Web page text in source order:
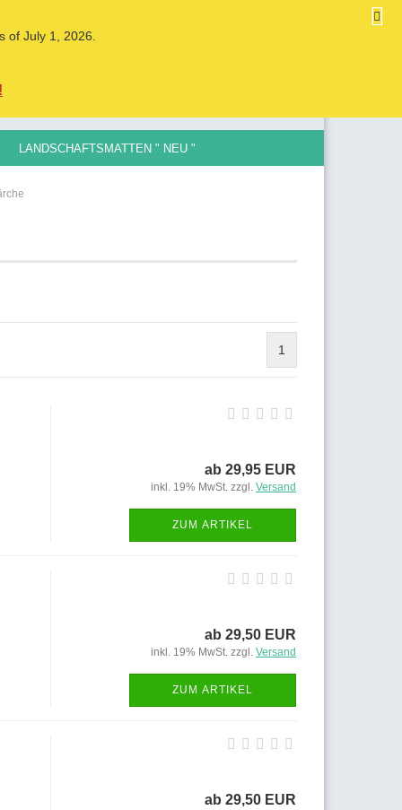
of July 1, 2026.
LANDSCHAFTSMATTEN " NEU "
1
ab 29,95 EUR
inkl. 19% MwSt. zzgl. Versand
ZUM ARTIKEL
ab 29,50 EUR
inkl. 19% MwSt. zzgl. Versand
ZUM ARTIKEL
ab 29,50 EUR